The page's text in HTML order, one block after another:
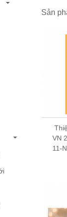
Mỗi
Hướng
Mua
Mua
biết
Mua
Sản
VN
11-